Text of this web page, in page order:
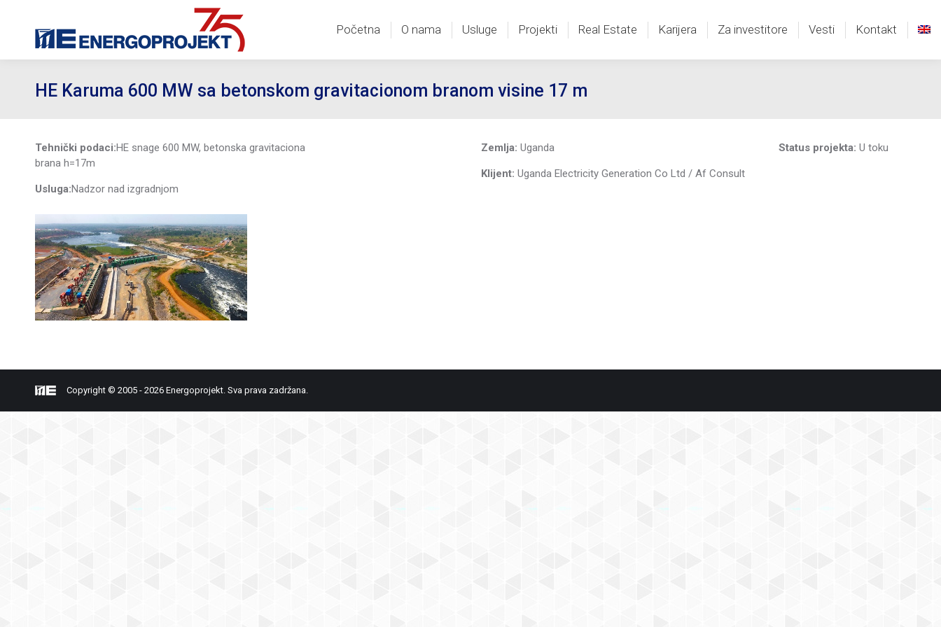
Početna O nama Usluge Projekti Real Estate Karijera Za investitore Vesti Kontakt
HE Karuma 600 MW sa betonskom gravitacionom branom visine 17 m
Tehnički podaci:HE snage 600 MW, betonska gravitaciona
brana h=17m
Usluga:Nadzor nad izgradnjom
Zemlja: Uganda
Klijent: Uganda Electricity Generation Co Ltd / Af Consult
Status projekta: U toku
Copyright © 2005 - 2026 Energoprojekt. Sva prava zadržana.
Početna O nama Usluge Projekti Real Estate Karijera Za investitore Vesti Kontakt